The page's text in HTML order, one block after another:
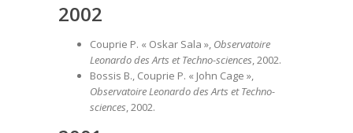
2002
Couprie P. « Oskar Sala », Observatoire
Leonardo des Arts et Techno-sciences, 2002.
Bossis B., Couprie P. « John Cage »,
Observatoire Leonardo des Arts et Techno-
sciences, 2002.